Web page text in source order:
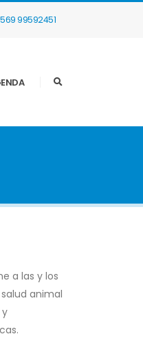
99592451
a las y los
animal